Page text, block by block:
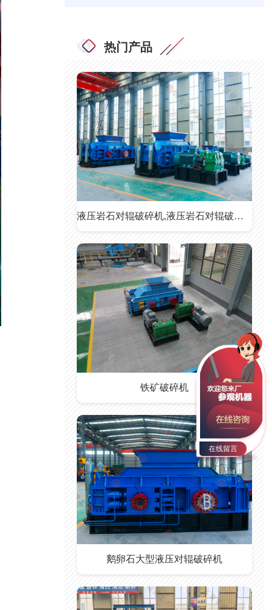
热门产品
液压岩石对辊破碎机,液压岩石对辊破碎机价格
铁矿破碎机
鹅卵石大型液压对辊破碎机
在线留言